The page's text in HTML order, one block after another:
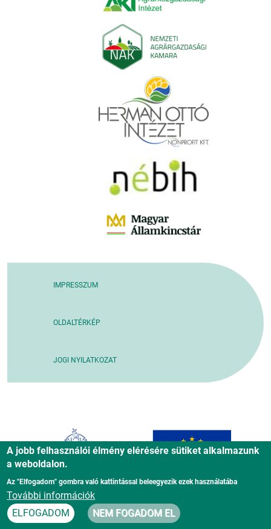
IMPRESSZUM
OLDALTÉRKÉP
JOGI NYILATKOZAT
A jobb felhasználói élmény elérésére sütiket alkalmazunk
a weboldalon.
Az "Elfogadom" gombra való kattintással beleegyezik ezek használatába
További információk
ELFOGADOM
NEM FOGADOM EL